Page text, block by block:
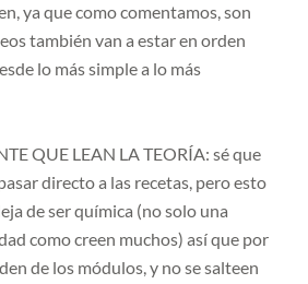
ya que como comentamos, son
también van a estar en orden
lo más simple a lo más
QUE LEAN LA TEORÍA: sé que
directo a las recetas, pero esto
de ser química (no solo una
como creen muchos) así que por
de los módulos, y no se salteen